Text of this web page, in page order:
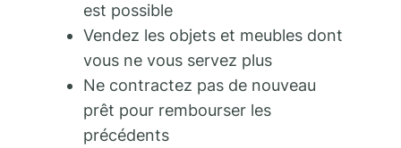
est possible
Vendez les objets et meubles dont
vous ne vous servez plus
Ne contractez pas de nouveau
prêt pour rembourser les
précédents